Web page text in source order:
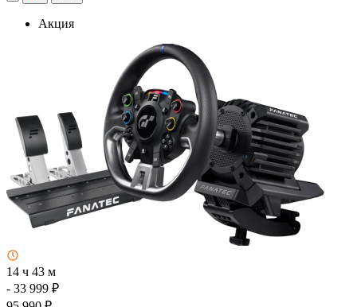
Акция
14 ч 43 м
- 33 999 ₽